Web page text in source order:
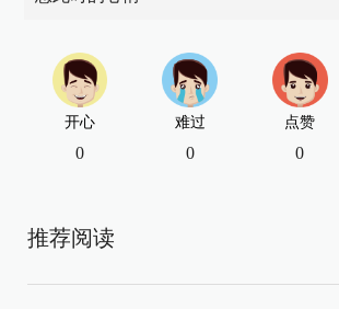
开心
0
难过
0
点赞
0
推荐阅读